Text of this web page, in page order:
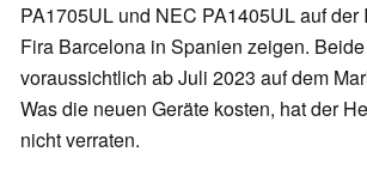
PA1705UL und NEC PA1405UL auf der
Fira Barcelona in Spanien zeigen.
voraussichtlich ab Juli 2023 auf dem
Was die neuen Geräte kosten, hat der
nicht verraten.